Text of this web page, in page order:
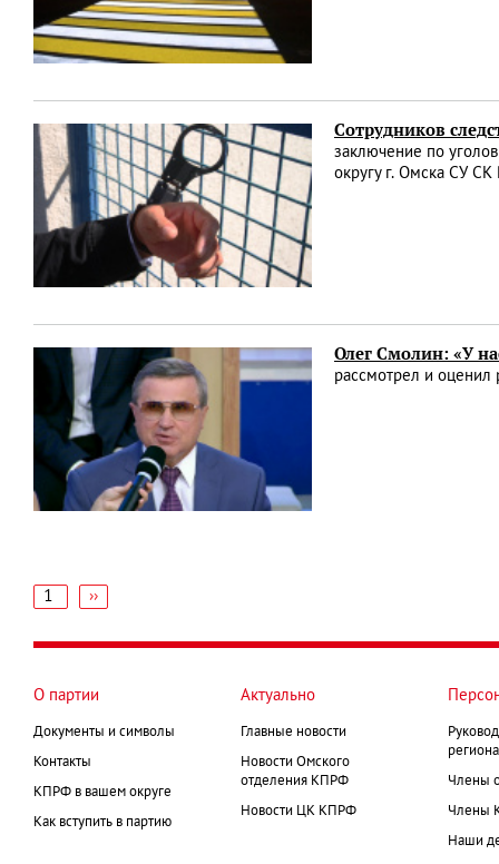
Сотрудников
заключение по
округу г. Омска СУ
Олег Смолин: «У
рассмотрел и оценил
страниц
1
Следующая
››
О партии
Документы и символы
Контакты
КПРФ в вашем округе
Как вступить в партию
Актуально
Главные новости
Новости Омского
отделения КПРФ
Новости ЦК КПРФ
Члены
Члены
Наши